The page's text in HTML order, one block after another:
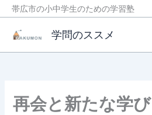
内
帯広市の小中学生のための学習塾
学問のススメ
再会と新たな学び